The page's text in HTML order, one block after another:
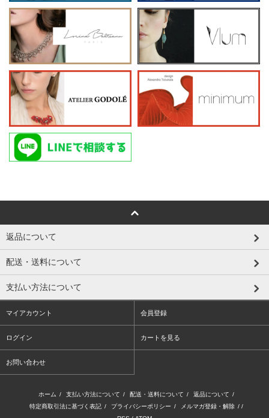
返品について
配送・送料について
支払い方法について
マイアカウント 会員登録
ログイン カートを見る
お問い合わせ
ホーム / 支払い方法について / 配送・送料について / 返品について /
特定商取引法に基づく表記 / プライバシーポリシー / メルマガ登録・解除 / /